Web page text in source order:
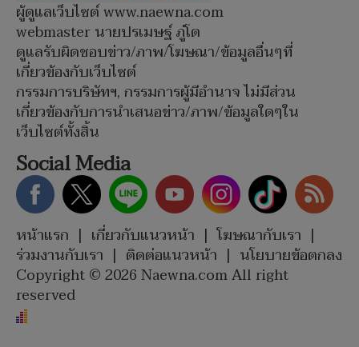
ผู้ดูแลเว็บไซต์ www.naewna.com
webmaster นายปรเมษฐ์ ภู่โต
ดูแลรับผิดชอบข่าว/ภาพ/โฆษณา/ข้อมูลอื่นๆที่
เกี่ยวข้องกับเว็บไซต์
กรรมการบริษัทฯ, กรรมการผู้มีอำนาจ ไม่มีส่วน
เกี่ยวข้องกับการนำเสนอข่าว/ภาพ/ข้อมูลใดๆใน
เว็บไซต์ทั้งสิ้น
Social Media
หน้าแรก | เกี่ยวกับแนวหน้า | โฆษณากับเรา |
ร่วมงานกับเรา | ติดต่อแนวหน้า | นโยบายข้อตกลง
Copyright © 2026 Naewna.com All right
reserved